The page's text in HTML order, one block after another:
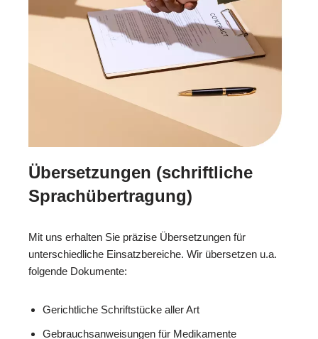
Übersetzungen (schriftliche
Sprachübertragung)
Mit uns erhalten Sie präzise Übersetzungen für
unterschiedliche Einsatzbereiche. Wir übersetzen u.a.
folgende Dokumente:
Gerichtliche Schriftstücke aller Art
Gebrauchsanweisungen für Medikamente